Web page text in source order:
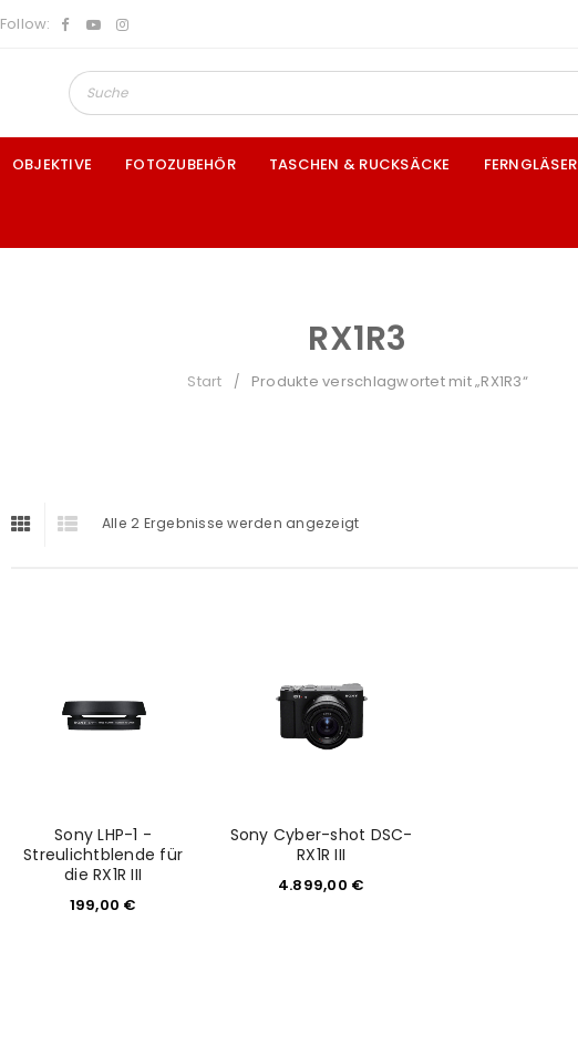
Follow:
OBJEKTIVE FOTOZUBEHÖR TASCHEN & RUCKSÄCKE FERNGLÄSER
RX1R3
Start / Produkte verschlagwortet mit „RX1R3“
Alle 2 Ergebnisse werden angezeigt
Sony LHP-1 -
Streulichtblende für
die RX1R III
199,00 €
Sony Cyber-shot DSC-
RX1R III
4.899,00 €